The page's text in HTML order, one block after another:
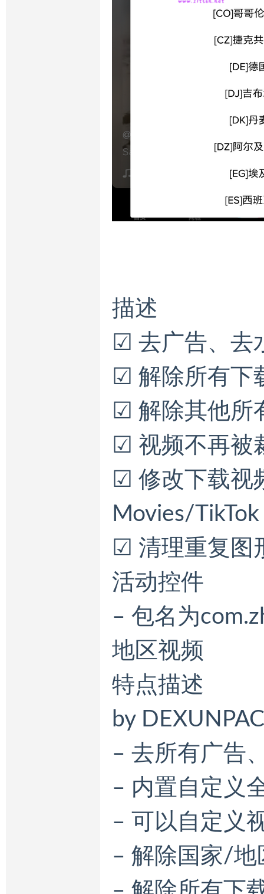
描述
☑ 去广告、去
☑ 解除所有下
☑ 解除其他所
☑ 视频不再被
☑ 修改下载视
Movies/TikTok
☑ 清理重复图
活动控件
– 包名为
地区视频
特点描述
by
– 去所有广告
– 内置自定义
– 可以自定义
– 解除国家/地